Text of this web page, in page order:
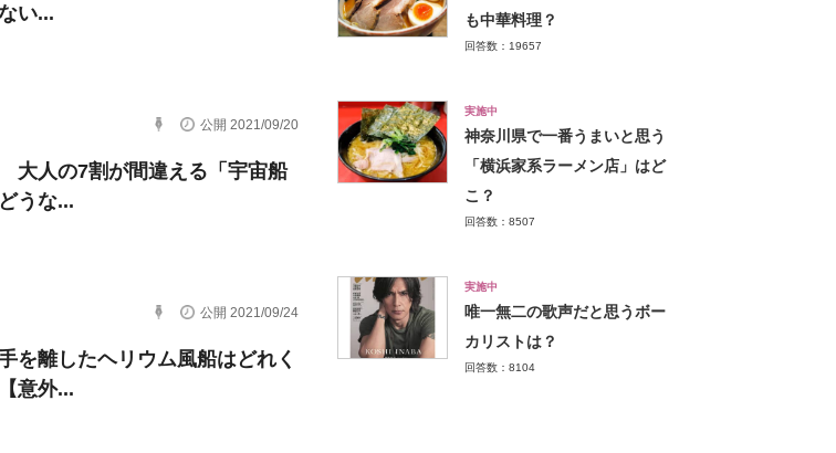
い...
公開 2021/09/20
大人の7割が間違える「宇宙船
うな...
公開 2021/09/24
を離したヘリウム風船はどれく
意外...
も中華料理？
回答数：19657
実施中
神奈川県で一番うまいと思う
「横浜家系ラーメン店」はど
こ？
回答数：8507
実施中
唯一無二の歌声だと思うボー
カリストは？
回答数：8104